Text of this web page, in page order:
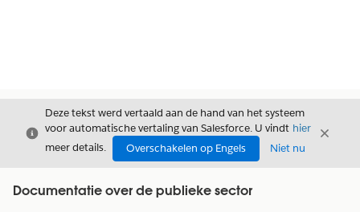
Sluiten
Deze tekst werd vertaald aan de hand van het systeem
voor automatische vertaling van Salesforce. U vindt hier
meer details.
Overschakelen op Engels Niet nu
Sluiten
Documentatie over de publieke sector